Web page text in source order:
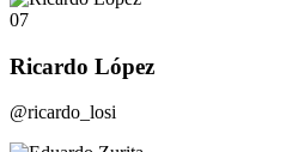
07
Ricardo López
@ricardo_losi